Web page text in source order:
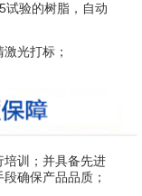
试验的树脂，自动
光打标；
培训；并具备先进
确保产品品质；